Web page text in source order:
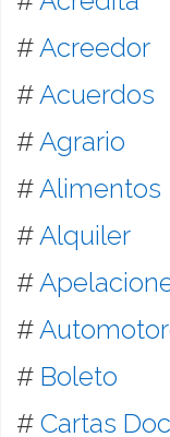
#Acreedor
#Acuerdos
#Agrario
#Alimentos
#Alquiler
#
#
# Boleto
# Cartas